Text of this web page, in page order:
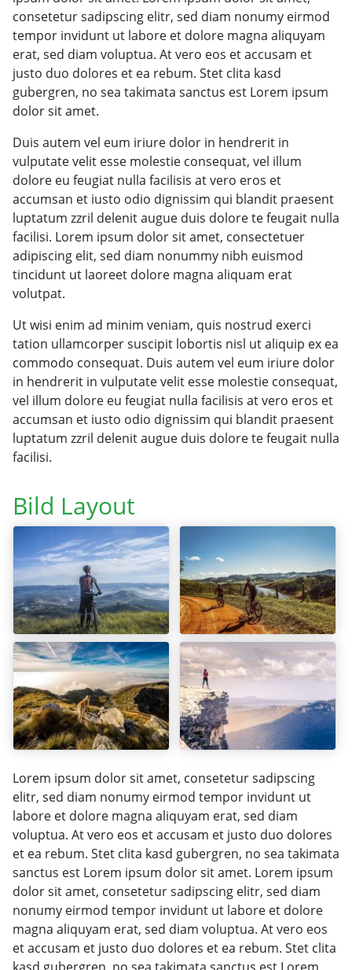
consetetur sadipscing elitr, sed diam nonumy eirmod
tempor invidunt ut labore et dolore magna aliquyam
erat, sed diam voluptua. At vero eos et accusam et
justo duo dolores et ea rebum. Stet clita kasd
gubergren, no sea takimata sanctus est Lorem ipsum
dolor sit amet.
Duis autem vel eum iriure dolor in hendrerit in
vulputate velit esse molestie consequat, vel illum
dolore eu feugiat nulla facilisis at vero eros et
accumsan et iusto odio dignissim qui blandit praesent
luptatum zzril delenit augue duis dolore te feugait nulla
facilisi. Lorem ipsum dolor sit amet, consectetuer
adipiscing elit, sed diam nonummy nibh euismod
tincidunt ut laoreet dolore magna aliquam erat
volutpat.
Ut wisi enim ad minim veniam, quis nostrud exerci
tation ullamcorper suscipit lobortis nisl ut aliquip ex ea
commodo consequat. Duis autem vel eum iriure dolor
in hendrerit in vulputate velit esse molestie consequat,
vel illum dolore eu feugiat nulla facilisis at vero eros et
accumsan et iusto odio dignissim qui blandit praesent
luptatum zzril delenit augue duis dolore te feugait nulla
facilisi.
Bild Layout
Lorem ipsum dolor sit amet, consetetur sadipscing
elitr, sed diam nonumy eirmod tempor invidunt ut
labore et dolore magna aliquyam erat, sed diam
voluptua. At vero eos et accusam et justo duo dolores
et ea rebum. Stet clita kasd gubergren, no sea takimata
sanctus est Lorem ipsum dolor sit amet. Lorem ipsum
dolor sit amet, consetetur sadipscing elitr, sed diam
nonumy eirmod tempor invidunt ut labore et dolore
magna aliquyam erat, sed diam voluptua. At vero eos
et accusam et justo duo dolores et ea rebum. Stet clita